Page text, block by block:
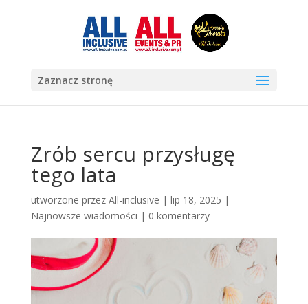
Zaznacz stronę
Zrób sercu przysługę
tego lata
utworzone przez All-inclusive | lip 18, 2025 |
Najnowsze wiadomości | 0 komentarzy